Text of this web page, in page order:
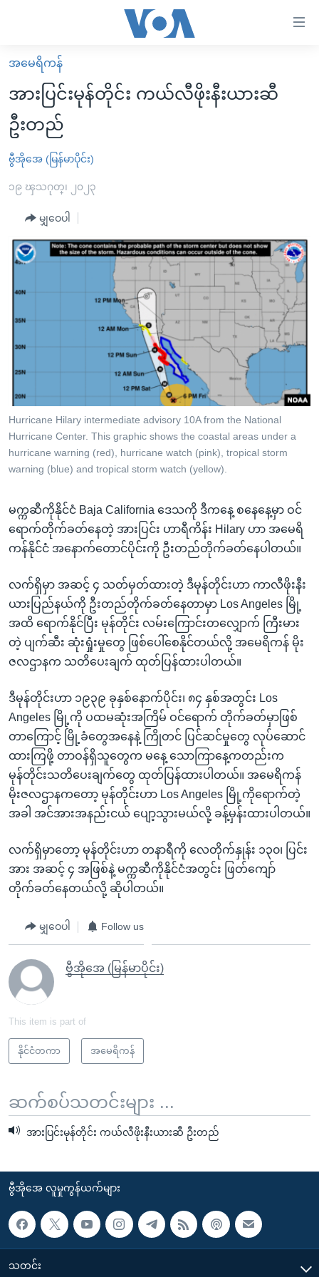
လွယ်ကူ
စေ
သည့်
Link
များ
ပင်မ
ကျော်
ကြည့်
ညွန်း
ကျော်
ကြည့်
ရန်
ရှာဖွေ
သို့
ကျော်
ရန်
မူလစာမျက်နှာ
မြန်မာ
ကမ္ဘာ့သတင်းများ
နိုင်ငံတကာ
အစ္စရေး-ပါလက်စတိုင်း
ဗွီဒီယို
အင်္ဂလိပ်စာလေ့လာမယ်
အမေရိကန်သုံးအီဒီယံ
မကြေးမုံရဲ့ အင်္ဂလိပ်စာ
ရုပ်ရှင်ထဲက အင်္ဂလိပ်စာ
သုတပဒေသာ အင်္ဂလိပ်စာ
အပတ်စဉ်ကဏ္ဍများ
ရေဒီယိုနှင့်ရုပ်သံ အချက်အလက်များ
ရေဒီယို/တီဗွီအစီအစဉ်
Learning English
ဘာသာစကားများ
အမေရိကန်
အားပြင်းမုန်တိုင်း ကယ်လီဖိုးနီးယားဆီ
ဦးတည်
ဗွီအိုအေ (မြန်မာပိုင်း)
၁၉ ၾသဂုတ္၊ ၂၀၂၃
မျှဝေပါ
Hurricane Hilary intermediate advisory 10A from the National
Hurricane Center. This graphic shows the coastal areas under a
hurricane warning (red), hurricane watch (pink), tropical storm
warning (blue) and tropical storm watch (yellow).
မက္ကဆီကိုနိုင်ငံ Baja California ဒေသကို ဒီကနေ့ စနေနေ့မှာ ဝင်
ရောက်တိုက်ခတ်နေတဲ့ အားပြင်း ဟာရီကိန်း Hilary ဟာ အမေရိ
ကန်နိုင်ငံ အနောက်တောင်ပိုင်းကို ဦးတည်တိုက်ခတ်နေပါတယ်။
လက်ရှိမှာ အဆင့် ၄ သတ်မှတ်ထားတဲ့ ဒီမုန်တိုင်းဟာ ကာလီဖိုးနီး
ယားပြည်နယ်ကို ဦးတည်တိုက်ခတ်နေတာမှာ Los Angeles မြို့
အထိ ရောက်နိုင်ပြီး မုန်တိုင်း လမ်းကြောင်းတလျှောက် ကြီးမား
တဲ့ ပျက်ဆီး ဆုံးရှုံးမှုတွေ ဖြစ်ပေါ်စေနိုင်တယ်လို့ အမေရိကန် မိုး
ဇလဌာနက သတိပေးချက် ထုတ်ပြန်ထားပါတယ်။
ဒီမုန်တိုင်းဟာ ၁၉၃၉ ခုနှစ်နောက်ပိုင်း၊ ၈၄ နှစ်အတွင်း Los
Angeles မြို့ကို ပထမဆုံးအကြိမ် ဝင်ရောက် တိုက်ခတ်မှာဖြစ်
တာကြောင့် မြို့ခံတွေအနေနဲ့ ကြိုတင် ပြင်ဆင်မှုတွေ လုပ်ဆောင်
ထားကြဖို့ တာဝန်ရှိသူတွေက မနေ့ သောကြာနေ့ကတည်းက
မုန်တိုင်းသတိပေးချက်တွေ ထုတ်ပြန်ထားပါတယ်။ အမေရိကန်
မိုးဇလဌာနကတော့ မုန်တိုင်းဟာ Los Angeles မြို့ကိုရောက်တဲ့
အခါ အင်အားအနည်းငယ် ပျော့သွားမယ်လို့ ခန့်မှန်းထားပါတယ်။
လက်ရှိမှာတော့ မုန်တိုင်းဟာ တနာရီကို လေတိုက်နှုန်း ၁၃၀၊ ပြင်း
အား အဆင့် ၄ အဖြစ်နဲ့ မက္ကဆီကိုနိုင်ငံအတွင်း ဖြတ်ကျော်
တိုက်ခတ်နေတယ်လို့ ဆိုပါတယ်။
မျှဝေပါ Follow us
ဗွီအိုအေ (မြန်မာပိုင်း)
This item is part of
နိုင်ငံတကာ အမေရိကန်
ဆက်စပ်သတင်းများ ...
အားပြင်းမုန်တိုင်း ကယ်လီဖိုးနီးယားဆီ ဦးတည်
ဗွီအိုအေ လူမှုကွန်ယက်များ
သတင်း